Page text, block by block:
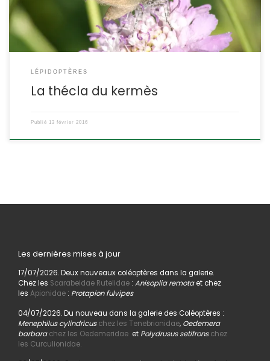
LÉPIDOPTÈRES
La thécla du kermès
Publié 13 février 2016
Les dernières mises à jour
17/07/2026. Deux nouveaux coléoptères dans la galerie.
Chez les Scarabeidae Rutelidae: Anisoplia remotaet chez
les Apionidae: Protapion fulvipes
04/07/2026. Du nouveau dans la galerie des Coléoptères :
Menephilus cylindricus chez les Tenebrionidae,Oedemera
barbara chez les Oedemeridaeet Polydrusus setifrons chez
les Curculionidae.